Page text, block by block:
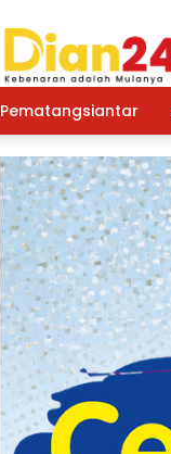
Pematangsiantar